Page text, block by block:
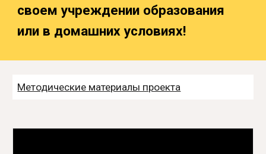
своем учреждении образования
или в домашних условиях!
Методические материалы проекта